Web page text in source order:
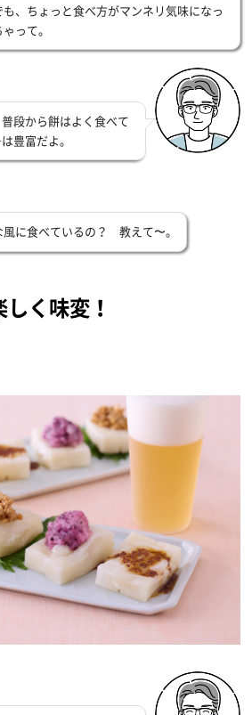
も、ちょっと食べ方がマンネリ気味になっ
って。
段から餅はよく食べて
豊富だよ。
風に食べているの？ 教えて〜。
く味変！